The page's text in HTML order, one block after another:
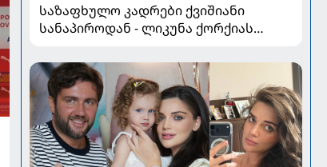
საზაფხულო კადრები ქვიშიანი
სანაპიროდან - ლიკუნა ქორქიას